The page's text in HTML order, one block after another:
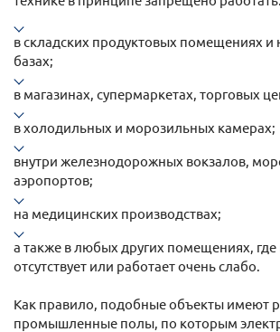
в складских продуктовых помещениях
базах;
в магазинах, супермаркетах, торговых
в холодильных и морозильных камерах;
внутри железнодорожных вокзалов,
аэропортов;
на медицинских производствах;
а также в любых других помещениях, где
отсутствует или работает очень слабо.
Как правило, подобные объекты имеют
промышленные полы, по которым